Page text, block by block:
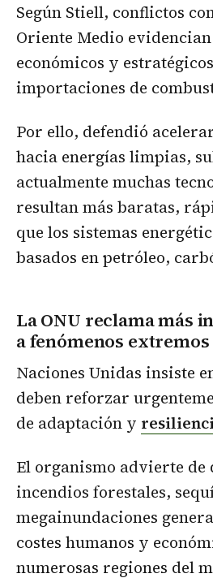
Según Stiell, conflictos
Oriente Medio
económicos y
importaciones de
Por ello, defendió
hacia energías limpias,
actualmente muchas
resultan más baratas,
que los sistemas
basados en petróleo,
La ONU reclama más
a fenómenos extremos
Naciones Unidas insiste
deben reforzar
de adaptación y
El organismo advierte de
incendios forestales,
megainundaciones
costes humanos y
numerosas regiones del